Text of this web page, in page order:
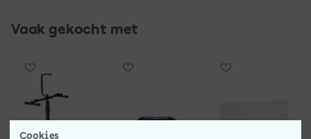
Cookies
Vaak gekocht met